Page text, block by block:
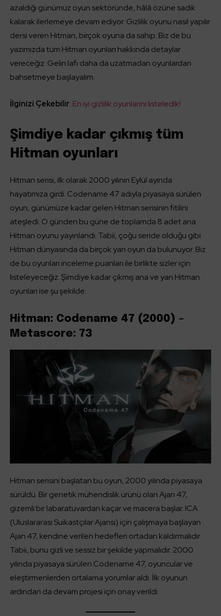
azaldığı günümüz oyun sektöründe, hâlâ özüne sadık
kalarak ilerlemeye devam ediyor. Gizlilik oyunu nasıl yapılır
dersi veren Hitman, birçok oyuna da sahip. Biz de bu
yazımızda tüm Hitman oyunları hakkında detaylar
vereceğiz. Gelin lafı daha da uzatmadan oyunlardan
bahsetmeye başlayalım.
İlginizi Çekebilir: En iyi gizlilik oyunlarını listeledik!
Şimdiye kadar çıkmış tüm
Hitman oyunları
Hitman serisi, ilk olarak 2000 yılının Eylül ayında
hayatımıza girdi. Codename 47 adıyla piyasaya sürülen
oyun, günümüze kadar gelen Hitman serisinin fitilini
ateşledi. O günden bu güne de toplamda 8 adet ana
Hitman oyunu yayınlandı. Tabii, çoğu seride olduğu gibi
Hitman dünyasında da birçok yan oyun da bulunuyor. Biz
de bu oyunları inceleme puanları ile birlikte sizler için
listeleyeceğiz. Şimdiye kadar çıkmış ana ve yan Hitman
oyunları ise şu şekilde:
Hitman: Codename 47 (2000) –
Metascore: 73
Hitman serisini başlatan bu oyun, 2000 yılında piyasaya
sürüldü. Bir genetik mühendislik ürünü olan Ajan 47,
gizemli bir labaratuvardan kaçar ve macera başlar. ICA
(Uluslararası Suikastçılar Ajansı) için çalışmaya başlayan
Ajan 47, kendine verilen hedefleri ortadan kaldırmalıdır.
Tabii, bunu gizli ve sessiz bir şekilde yapmalıdır. 2000
yılında piyasaya sürülen Codename 47, oyuncular ve
eleştirmenlerden ortalama yorumlar aldı. İlk oyunun
ardından da devam projesi için onay verildi.